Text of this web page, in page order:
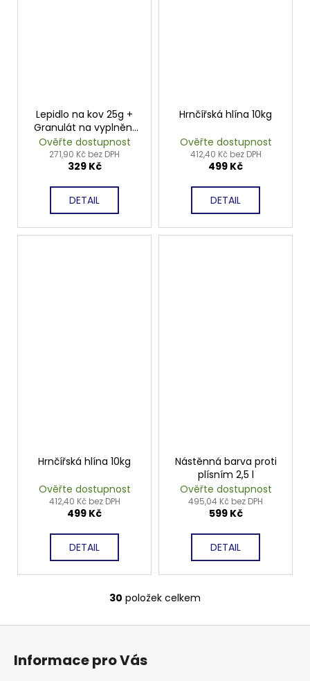
Lepidlo na kov 25g +
Granulát na vyplnění
trhlin a prasklin 30g
Ověřte dostupnost
271,90 Kč bez DPH
329 Kč
DETAIL
Hrnčířská hlína 10kg
Ověřte dostupnost
412,40 Kč bez DPH
499 Kč
DETAIL
Hrnčířská hlína 10kg
Ověřte dostupnost
412,40 Kč bez DPH
499 Kč
DETAIL
Nástěnná barva proti
plísním 2,5 l
Ověřte dostupnost
495,04 Kč bez DPH
599 Kč
DETAIL
O
v
30 položek celkem
Z
Informace pro Vás